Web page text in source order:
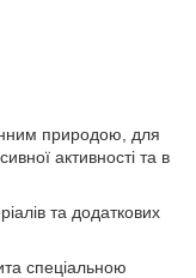
природою, для
активності та в
та додаткових
спеціальною